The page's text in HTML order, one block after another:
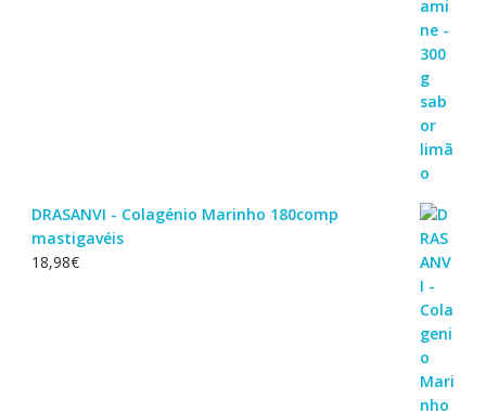
DRASANVI - Colagénio Marinho 180comp
mastigavéis
18,98€